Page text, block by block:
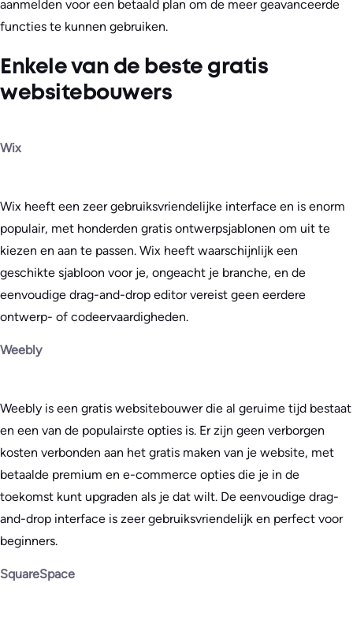
aanmelden voor een betaald plan om de meer geavanceerde
functies te kunnen gebruiken.
Enkele van de beste gratis
websitebouwers
Wix
Wix heeft een zeer gebruiksvriendelijke interface en is enorm
populair, met honderden gratis ontwerpsjablonen om uit te
kiezen en aan te passen. Wix heeft waarschijnlijk een
geschikte sjabloon voor je, ongeacht je branche, en de
eenvoudige drag-and-drop editor vereist geen eerdere
ontwerp- of codeervaardigheden.
Weebly
Weebly is een gratis websitebouwer die al geruime tijd bestaat
en een van de populairste opties is. Er zijn geen verborgen
kosten verbonden aan het gratis maken van je website, met
betaalde premium en e-commerce opties die je in de
toekomst kunt upgraden als je dat wilt. De eenvoudige drag-
and-drop interface is zeer gebruiksvriendelijk en perfect voor
beginners.
SquareSpace